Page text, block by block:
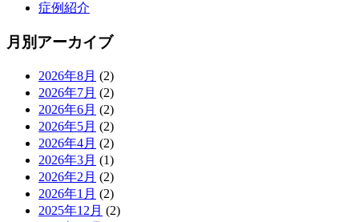
症例紹介
月別アーカイブ
2026年8月 (2)
2026年7月 (2)
2026年6月 (2)
2026年5月 (2)
2026年4月 (2)
2026年3月 (1)
2026年2月 (2)
2026年1月 (2)
2025年12月 (2)